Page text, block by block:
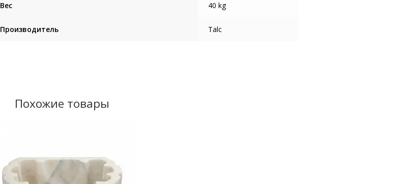
Вес 40 kg
Производитель Talc
Похожие товары